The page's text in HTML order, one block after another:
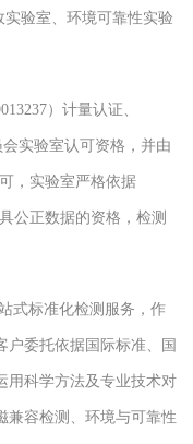
验室、环境可靠性实验
）计量认证、
实验室认可资格，并由
，实验室严格依据
公正数据的资格，检测
式标准化检测服务，作
户委托依据国际标准、国
用科学方法及专业技术对
兼容检测、环境与可靠性